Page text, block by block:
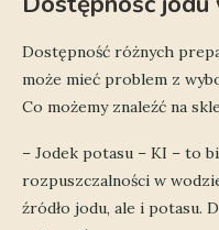
Dostępność różnych
może mieć problem z
Co możemy znaleźć na
– Jodek potasu – KI – to
rozpuszczalności w
źródło jodu, ale i potasu.